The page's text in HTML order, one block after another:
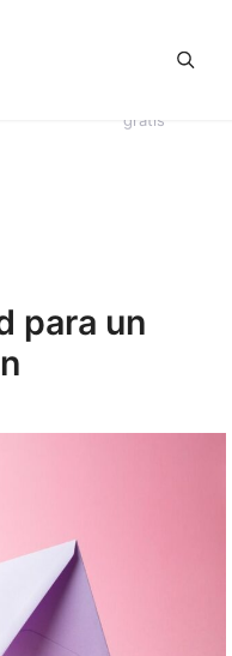
Kündigung
gratis
para un